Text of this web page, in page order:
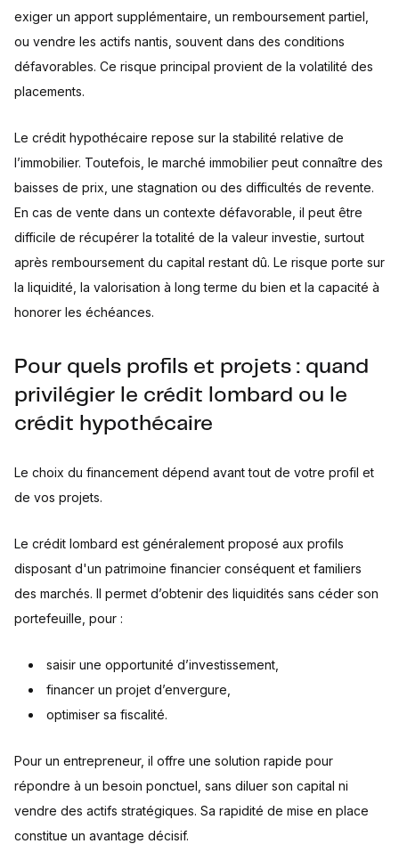
exiger un apport supplémentaire, un remboursement partiel,
ou vendre les actifs nantis, souvent dans des conditions
défavorables. Ce risque principal provient de la volatilité des
placements.
Le crédit hypothécaire repose sur la stabilité relative de
l’immobilier. Toutefois, le marché immobilier peut connaître des
baisses de prix, une stagnation ou des difficultés de revente.
En cas de vente dans un contexte défavorable, il peut être
difficile de récupérer la totalité de la valeur investie, surtout
après remboursement du capital restant dû. Le risque porte sur
la liquidité, la valorisation à long terme du bien et la capacité à
honorer les échéances.
Pour quels profils et projets : quand
privilégier le crédit lombard ou le
crédit hypothécaire
Le choix du financement dépend avant tout de votre profil et
de vos projets.
Le crédit lombard est généralement proposé aux profils
disposant d'un patrimoine financier conséquent et familiers
des marchés. Il permet d’obtenir des liquidités sans céder son
portefeuille, pour :
saisir une opportunité d’investissement,
financer un projet d’envergure,
optimiser sa fiscalité.
Pour un entrepreneur, il offre une solution rapide pour
répondre à un besoin ponctuel, sans diluer son capital ni
vendre des actifs stratégiques. Sa rapidité de mise en place
constitue un avantage décisif.